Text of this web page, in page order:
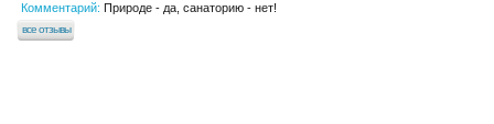
Комментарий: Природе - да, санаторию - нет!
все отзывы